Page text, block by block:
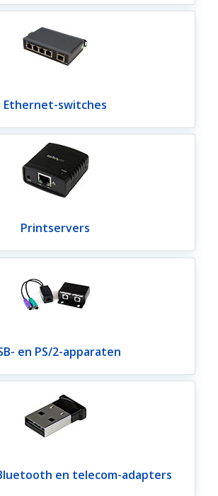
Ethernet-switches
Printservers
en PS/2-apparaten
en telecom-adapters